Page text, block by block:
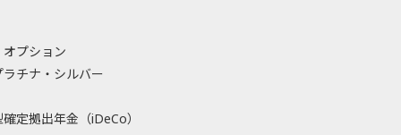
プション
ラチナ・シルバー
定拠出年金（iDeCo）